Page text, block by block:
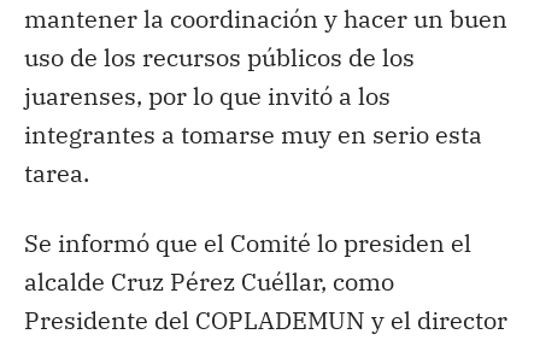
mantener la coordinación y hacer un buen
uso de los recursos públicos de los
juarenses, por lo que invitó a los
integrantes a tomarse muy en serio esta
tarea.
Se informó que el Comité lo presiden el
alcalde Cruz Pérez Cuéllar, como
Presidente del COPLADEMUN y el director